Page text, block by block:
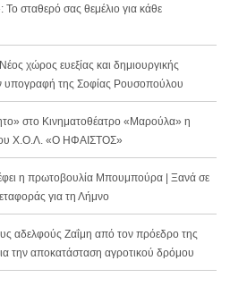
Το σταθερό σας θεμέλιο για κάθε
χώρος ευεξίας και δημιουργικής
υπογραφή της Σοφίας Ρουσοπούλου
στο Κινηματοθέατρο «Μαρούλα» η
Χ.Ο.Λ. «Ο ΗΦΑΙΣΤΟΣ»
η πρωτοβουλία Μπουμπούρα | Ξανά σε
για τη Λήμνο
αδελφούς Ζαΐμη από τον πρόεδρο της
την αποκατάσταση αγροτικού δρόμου